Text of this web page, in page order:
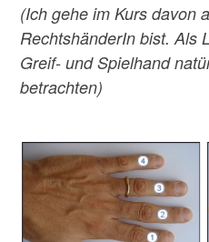
(Ich gehe im Kurs davon
RechtshänderIn bist. Als
Greif- und Spielhand
betrachten)